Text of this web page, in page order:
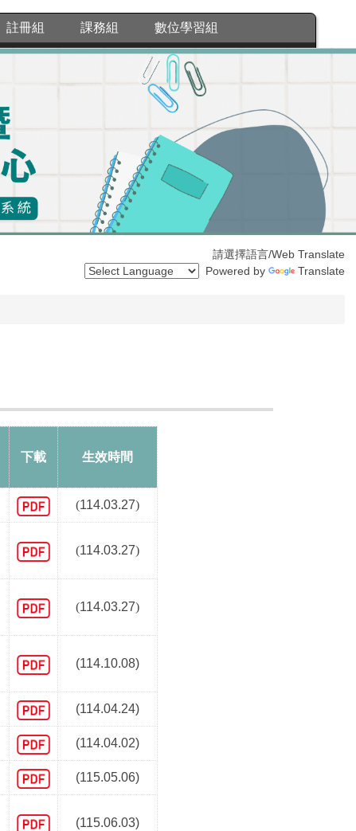
註冊組 課務組 數位學習組
請選擇語言/Web Translate
Powered by
Translate
下載 生效時間
(114.03.27)
(114.03.27)
(114.03.27)
(114.10.08)
(114.04.24)
(114.04.02)
(115.05.06)
(115.06.03)